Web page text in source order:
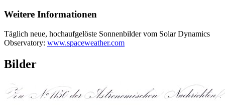
Weitere Informationen
Täglich neue, hochaufgelöste Sonnenbilder vom Solar Dynamics
Observatory: www.spaceweather.com
Bilder